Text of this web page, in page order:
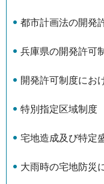
都市計画法の開発
兵庫県の開発許可
開発許可制度にお
特別指定区域制度
宅地造成及び特定
大雨時の宅地防災